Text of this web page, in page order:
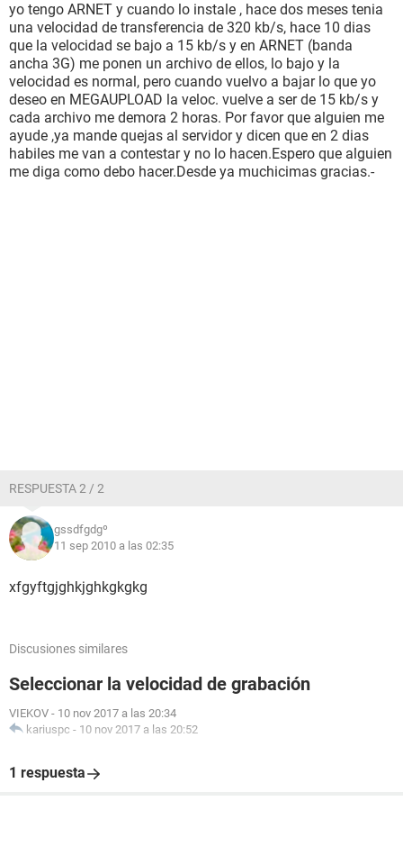
yo tengo ARNET y cuando lo instale , hace dos meses tenia
una velocidad de transferencia de 320 kb/s, hace 10 dias
que la velocidad se bajo a 15 kb/s y en ARNET (banda
ancha 3G) me ponen un archivo de ellos, lo bajo y la
velocidad es normal, pero cuando vuelvo a bajar lo que yo
deseo en MEGAUPLOAD la veloc. vuelve a ser de 15 kb/s y
cada archivo me demora 2 horas. Por favor que alguien me
ayude ,ya mande quejas al servidor y dicen que en 2 dias
habiles me van a contestar y no lo hacen.Espero que alguien
me diga como debo hacer.Desde ya muchicimas gracias.-
RESPUESTA 2 / 2
gssdfgdgº
11 sep 2010 a las 02:35
xfgyftgjghkjghkgkgkg
Discusiones similares
Seleccionar la velocidad de grabación
VIEKOV - 10 nov 2017 a las 20:34
kariuspc - 10 nov 2017 a las 20:52
1 respuesta